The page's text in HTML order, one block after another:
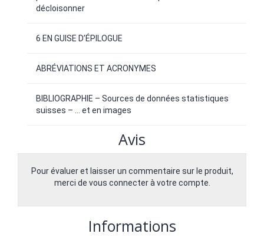
décloisonner
6 EN GUISE D’ÉPILOGUE
ABRÉVIATIONS ET ACRONYMES
BIBLIOGRAPHIE – Sources de données statistiques
suisses – … et en images
Avis
Pour évaluer et laisser un commentaire sur le produit,
merci de vous connecter à votre compte.
Informations